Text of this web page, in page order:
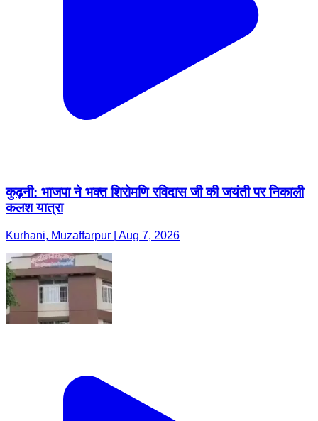
कुढ़नी: भाजपा ने भक्त शिरोमणि रविदास जी की जयंती पर निकाली
कलश यात्रा
Kurhani, Muzaffarpur | Aug 7, 2026